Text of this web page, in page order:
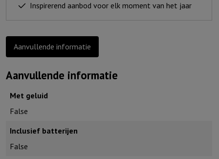
Inspirerend aanbod voor elk moment van het jaar
Aanvullende informatie
Aanvullende informatie
Met geluid
False
Inclusief batterijen
False